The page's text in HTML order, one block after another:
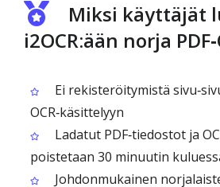
Miksi käyttäjät
i2OCR:ään norja
Ei rekisteröitymistä
OCR‑käsittelyyn
Ladatut PDF‑tiedostot ja
poistetaan 30 minuutin
Johdonmukainen